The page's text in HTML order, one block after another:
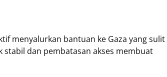
menyalurkan bantuan ke Gaza yang sulit
stabil dan pembatasan akses membuat